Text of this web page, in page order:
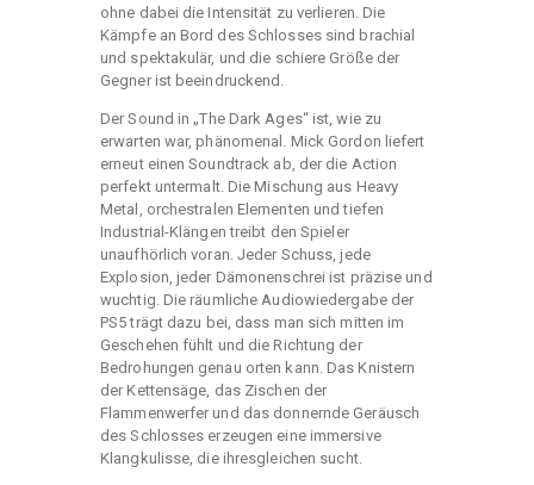
ohne dabei die Intensität zu verlieren. Die
Kämpfe an Bord des Schlosses sind brachial
und spektakulär, und die schiere Größe der
Gegner ist beeindruckend.
Der Sound in „The Dark Ages“ ist, wie zu
erwarten war, phänomenal. Mick Gordon liefert
erneut einen Soundtrack ab, der die Action
perfekt untermalt. Die Mischung aus Heavy
Metal, orchestralen Elementen und tiefen
Industrial-Klängen treibt den Spieler
unaufhörlich voran. Jeder Schuss, jede
Explosion, jeder Dämonenschrei ist präzise und
wuchtig. Die räumliche Audiowiedergabe der
PS5 trägt dazu bei, dass man sich mitten im
Geschehen fühlt und die Richtung der
Bedrohungen genau orten kann. Das Knistern
der Kettensäge, das Zischen der
Flammenwerfer und das donnernde Geräusch
des Schlosses erzeugen eine immersive
Klangkulisse, die ihresgleichen sucht.